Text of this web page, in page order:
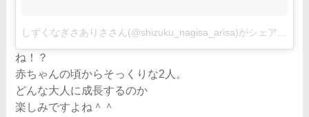
ね！？
赤ちゃんの頃からそっくりな2人。
どんな大人に成長するのか
楽しみですよね＾＾